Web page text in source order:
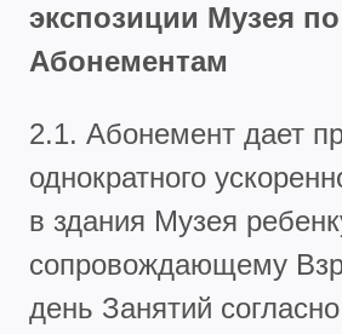
экспозиции Музея по
Абонементам
2.1. Абонемент дает
однократного
в здания Музея
сопровождающему
день Занятий согласно